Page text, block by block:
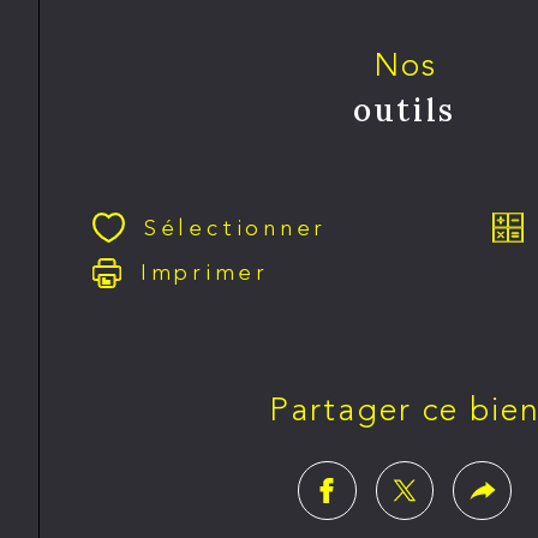
Nos
outils
Sélectionner
Imprimer
Partager ce bien